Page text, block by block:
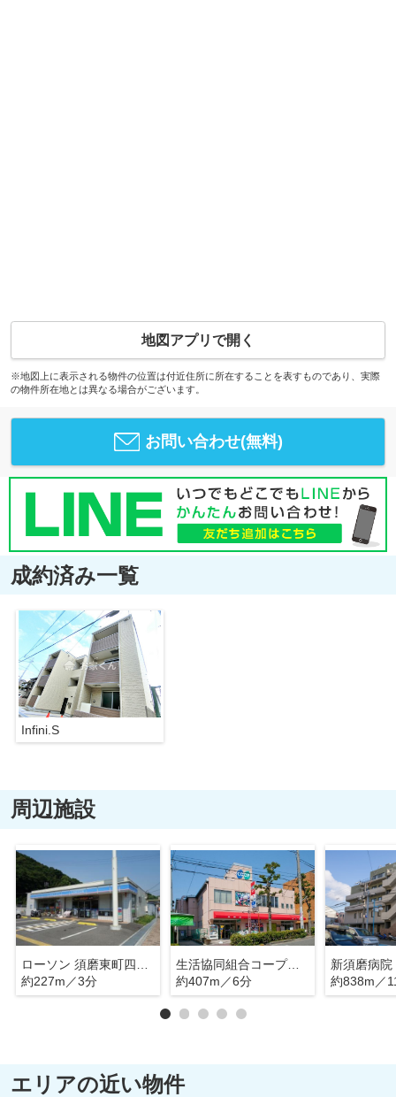
地図アプリで開く
※地図上に表示される物件の位置は付近住所に所在することを表すものであり、実際
の物件所在地とは異なる場合がございます。
お問い合わせ(無料)
成約済み一覧
Infini.S
周辺施設
ローソン 須磨東町四丁目店
約227m／3分
生活協同組合コープこうべ コープ須磨
約407m／6分
新須磨病院
約838m／
エリアの近い物件